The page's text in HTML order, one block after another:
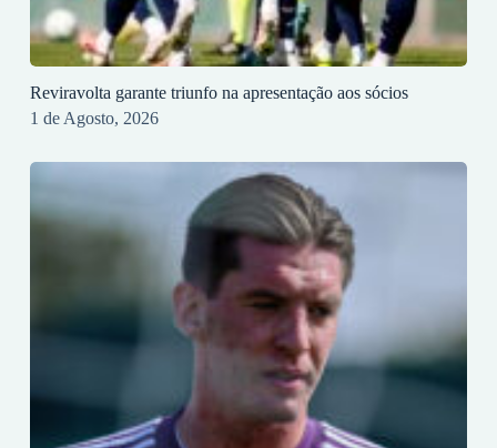
Reviravolta garante triunfo na apresentação aos sócios
1 de Agosto, 2026